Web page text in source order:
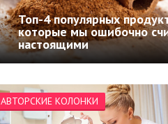
Топ-4 популярных
которые мы ошибочно
настоящими
АВТОРСКИЕ КОЛОНКИ